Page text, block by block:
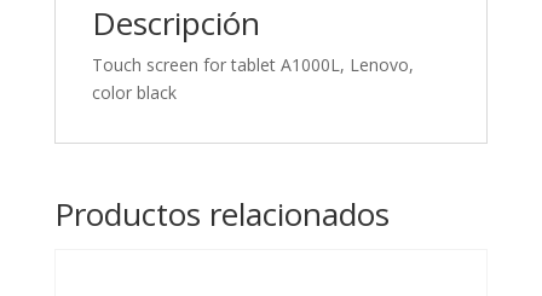
Descripción
Touch screen for tablet A1000L, Lenovo,
color black
Productos relacionados